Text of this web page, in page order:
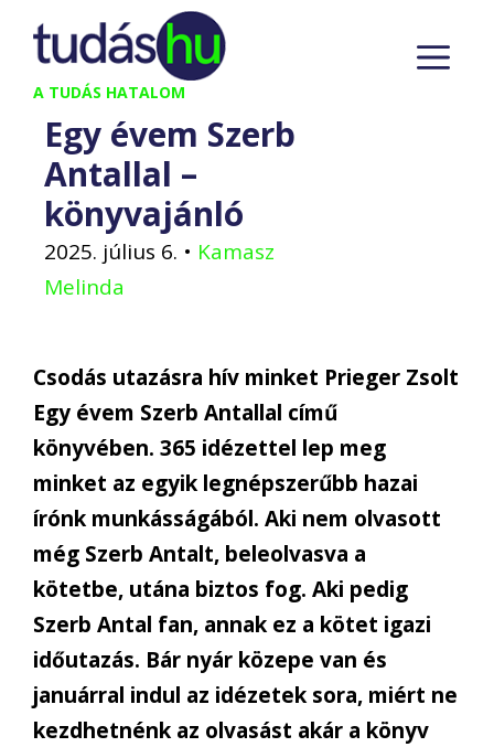
Kilépés
tartalomba
A TUDÁS HATALOM
Egy évem Szerb
Antallal –
könyvajánló
2025. július 6. • Kamasz
Melinda
Csodás utazásra hív minket Prieger Zsolt
Egy évem Szerb Antallal című
könyvében. 365 idézettel lep meg
minket az egyik legnépszerűbb hazai
írónk munkásságából. Aki nem olvasott
még Szerb Antalt, beleolvasva a
kötetbe, utána biztos fog. Aki pedig
Szerb Antal fan, annak ez a kötet igazi
időutazás. Bár nyár közepe van és
januárral indul az idézetek sora, miért ne
kezdhetnénk az olvasást akár a könyv